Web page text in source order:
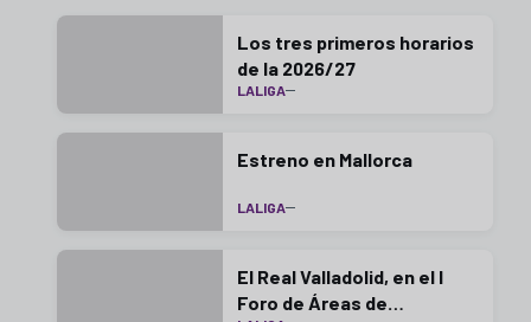
Los tres primeros horarios
de la 2026/27
LALIGA
Estreno en Mallorca
LALIGA
El Real Valladolid, en el I
Foro de Áreas de